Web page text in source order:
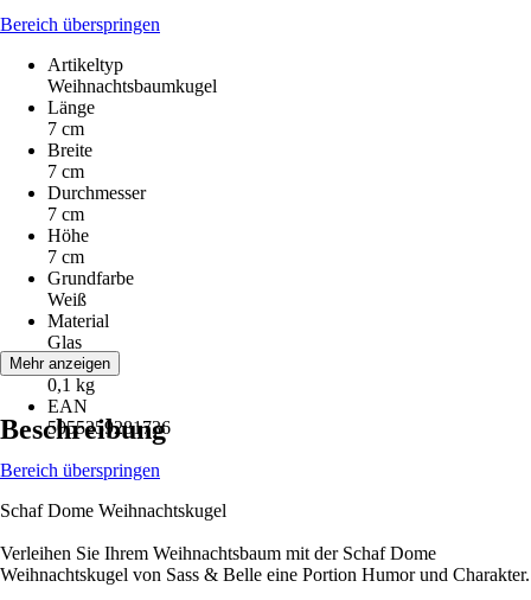
Bereich überspringen
Artikeltyp
Weihnachtsbaumkugel
Länge
7 cm
Breite
7 cm
Durchmesser
7 cm
Höhe
7 cm
Grundfarbe
Weiß
Material
Glas
Gewicht
0,1 kg
EAN
5055259281736
Mehr anzeigen
Beschreibung
Bereich überspringen
Schaf Dome Weihnachtskugel
Verleihen Sie Ihrem Weihnachtsbaum mit der Schaf Dome
Weihnachtskugel von Sass & Belle eine Portion Humor und Charakter.